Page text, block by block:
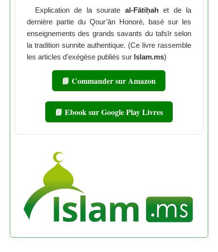
Explication de la sourate al-Fātiḥahet de la
dernière partie du Qour’ān Honoré, basé sur les
enseignements des grands savants du tafsīr selon
la tradition sunnite authentique. (Ce livre rassemble
les articles d'exégèse publiés sur Islam.ms)
📘 Commander sur Amazon
📘 Ebook sur Google Play Livres